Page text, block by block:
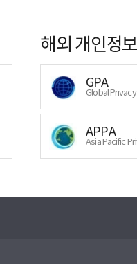
해외 개인정
GPA
Global
APPA
Asia Pacific